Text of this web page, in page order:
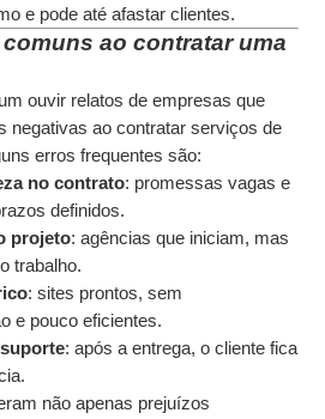
e pode até afastar clientes.
ao contratar uma
ouvir relatos de empresas que
negativas ao contratar serviços de
erros frequentes são:
no contrato: promessas vagas e
definidos.
projeto: agências que iniciam, mas
trabalho.
: sites prontos, sem
e pouco eficientes.
: após a entrega, o cliente fica
não apenas prejuízos